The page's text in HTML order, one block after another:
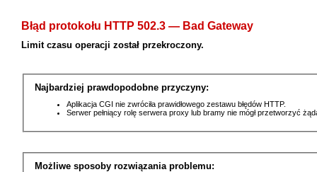
Błąd protokołu HTTP 502.3 — Bad Gateway
Limit czasu operacji został przekroczony.
Najbardziej prawdopodobne przyczyny:
Aplikacja CGI nie zwróciła prawidłowego zestawu błędów HTTP.
Serwer pełniący rolę serwera proxy lub bramy nie mógł przetworzyć
Możliwe sposoby rozwiązania problemu: